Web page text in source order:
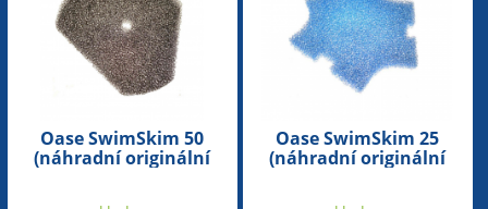
Oase SwimSkim 50
(náhradní originální
Oase SwimSkim 25
(náhradní originální